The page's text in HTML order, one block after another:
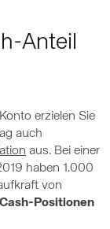
Anteil
erzielen Sie
auch
aus. Bei einer
haben 1.000
von
Positionen